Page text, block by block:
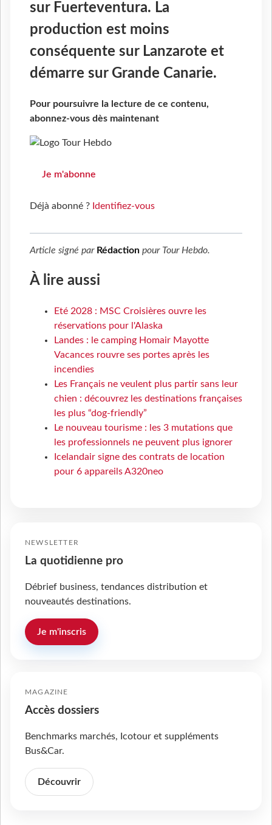
sur Fuerteventura. La
production est moins
conséquente sur Lanzarote et
démarre sur Grande Canarie.
Pour poursuivre la lecture de ce contenu,
abonnez-vous dès maintenant
Je m'abonne
Déjà abonné ? Identifiez-vous
Article signé par Rédaction pour Tour Hebdo.
À lire aussi
Eté 2028 : MSC Croisières ouvre les
réservations pour l'Alaska
Landes : le camping Homair Mayotte
Vacances rouvre ses portes après les
incendies
Les Français ne veulent plus partir sans leur
chien : découvrez les destinations françaises
les plus “dog-friendly”
Le nouveau tourisme : les 3 mutations que
les professionnels ne peuvent plus ignorer
Icelandair signe des contrats de location
pour 6 appareils A320neo
NEWSLETTER
La quotidienne pro
Débrief business, tendances distribution et
nouveautés destinations.
Je m'inscris
MAGAZINE
Accès dossiers
Benchmarks marchés, Icotour et suppléments
Bus&Car.
Découvrir